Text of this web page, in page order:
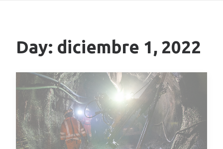
Day: diciembre 1, 2022